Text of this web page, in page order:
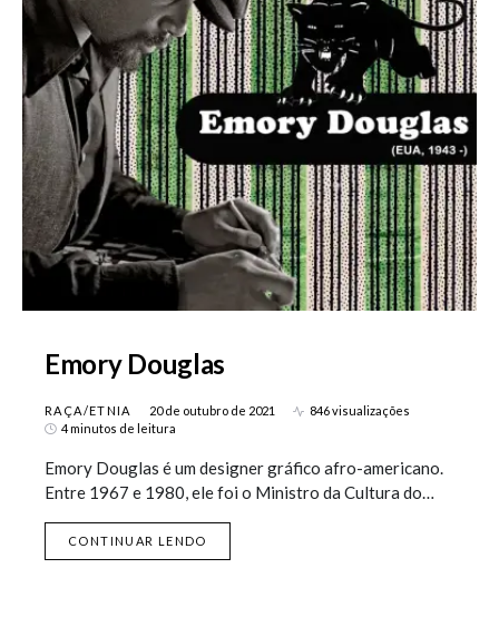
Emory Douglas
RAÇA/ETNIA 20 de outubro de 2021
846 visualizações
4 minutos de leitura
Emory Douglas é um designer gráfico afro-americano.
Entre 1967 e 1980, ele foi o Ministro da Cultura do…
CONTINUAR LENDO